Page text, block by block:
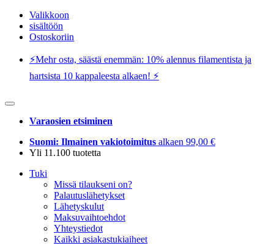
Valikkoon
sisältöön
Ostoskoriin
⚡️Mehr osta, säästä enemmän: 10% alennus filamentista ja
hartsista 10 kappaleesta alkaen! ⚡️
Varaosien etsiminen
Suomi: Ilmainen vakiotoimitus alkaen 99,00 €
Yli 11.100 tuotetta
Tuki
Missä tilaukseni on?
Palautuslähetykset
Lähetyskulut
Maksuvaihtoehdot
Yhteystiedot
Kaikki asiakastukiaiheet